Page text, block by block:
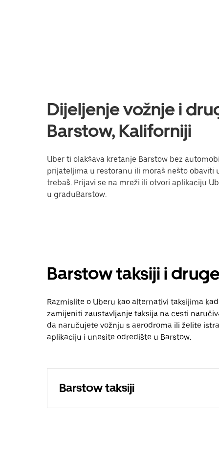
Dijeljenje vožnje i
Barstow, Kaliforniji
Uber ti olakšava kretanje Barstow bez
prijateljima u restoranu ili moraš nešto obaviti
trebaš. Prijavi se na mreži ili otvori aplikaciju
u graduBarstow.
Barstow taksiji i
Razmislite o Uberu kao alternativi taksijima
zamijeniti zaustavljanje taksija na cesti
da naručujete vožnju s aerodroma ili želite
aplikaciju i unesite odredište u Barstow.
Barstow taksiji